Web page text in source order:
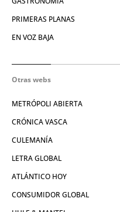
PRIMERAS PLANAS
EN VOZ BAJA
Otras webs
METRÓPOLI ABIERTA
CRÓNICA VASCA
CULEMANÍA
LETRA GLOBAL
ATLÁNTICO HOY
CONSUMIDOR GLOBAL